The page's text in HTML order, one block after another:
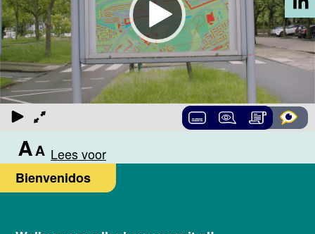
Lees voor
Bienvenidos